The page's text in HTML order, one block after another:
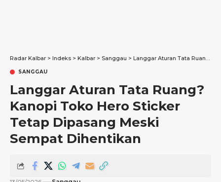
Radar Kalbar > Indeks > Kalbar > Sanggau > Langgar Aturan Tata Ruang? Kanopi Toko Hero Sticker Tetap Dipasang Meski Sempat Dihentikan
SANGGAU
Langgar Aturan Tata Ruang?
Kanopi Toko Hero Sticker
Tetap Dipasang Meski
Sempat Dihentikan